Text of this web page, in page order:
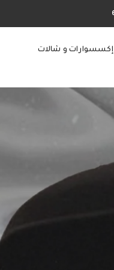
إكسسوارات و شالات